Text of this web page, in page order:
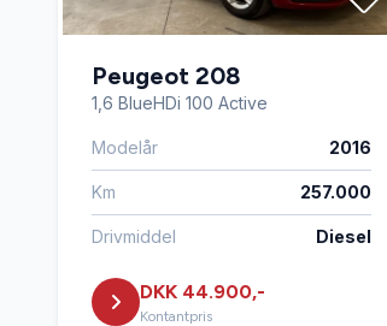
Servostyring
Startspærre
Peugeot 208
1,6 BlueHDi 100 Active
Modelår 2016
Km 257.000
Drivmiddel Diesel
DKK 44.900,-
Kontantpris